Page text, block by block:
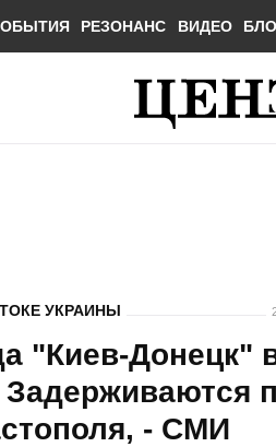
РЕЗОНАНС ВИДЕО
УКРАИНЫ
"Киев-Донецк"
- СМИ